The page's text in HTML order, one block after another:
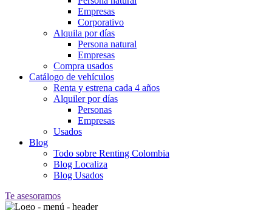
Empresas
Corporativo
Alquila por días
Persona natural
Empresas
Compra usados
Catálogo de vehículos
Renta y estrena cada 4 años
Alquiler por días
Personas
Empresas
Usados
Blog
Todo sobre Renting Colombia
Blog Localiza
Blog Usados
Te asesoramos